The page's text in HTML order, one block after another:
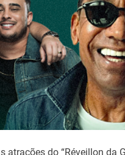
atrações do “Réveillon da